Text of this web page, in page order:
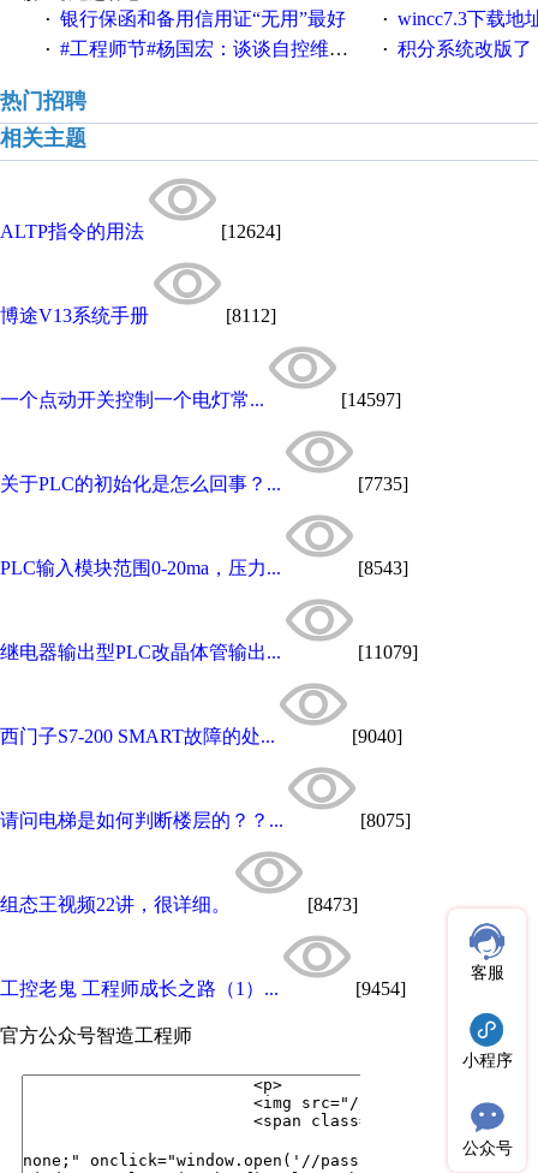
· 银行保函和备用信用证“无用”最好 · wincc7.3下载地址
· #工程师节#杨国宏：谈谈自控维修工程师那些事儿 · 积分系统改版了，重说
热门招聘
相关主题
ALTP指令的用法 [12624]
博途V13系统手册 [8112]
一个点动开关控制一个电灯常... [14597]
关于PLC的初始化是怎么回事？... [7735]
PLC输入模块范围0-20ma，压力... [8543]
继电器输出型PLC改晶体管输出... [11079]
西门子S7-200 SMART故障的处... [9040]
请问电梯是如何判断楼层的？？... [8075]
组态王视频22讲，很详细。 [8473]
工控老鬼 工程师成长之路（1）... [9454]
官方公众号智造工程师
客服
小程序
公众号